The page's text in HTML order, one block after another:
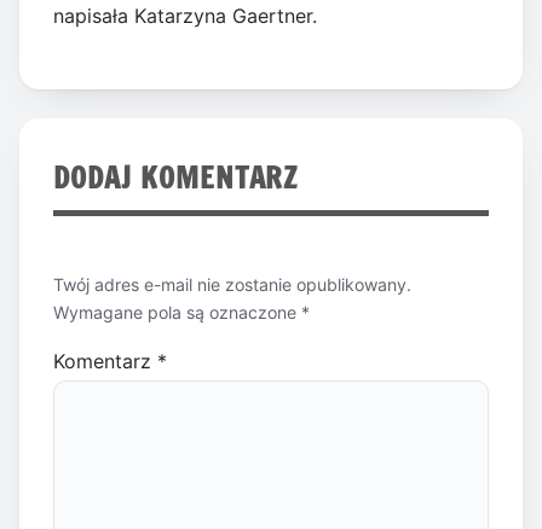
napisała Katarzyna Gaertner.
DODAJ KOMENTARZ
Twój adres e-mail nie zostanie opublikowany.
Wymagane pola są oznaczone *
Komentarz *